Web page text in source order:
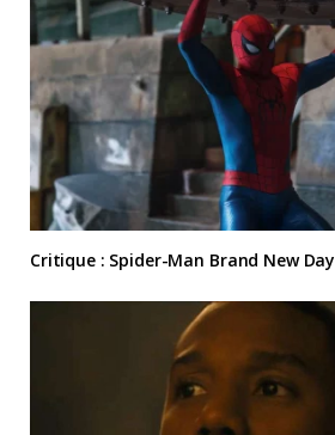
Critique : Spider-Man Brand New Day